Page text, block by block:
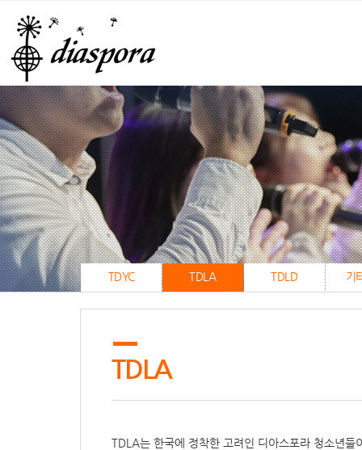
TDYC TDLA TDLD 기
TDLA
TDLA는 한국에 정착한 고려인 디아스포라 청소년들